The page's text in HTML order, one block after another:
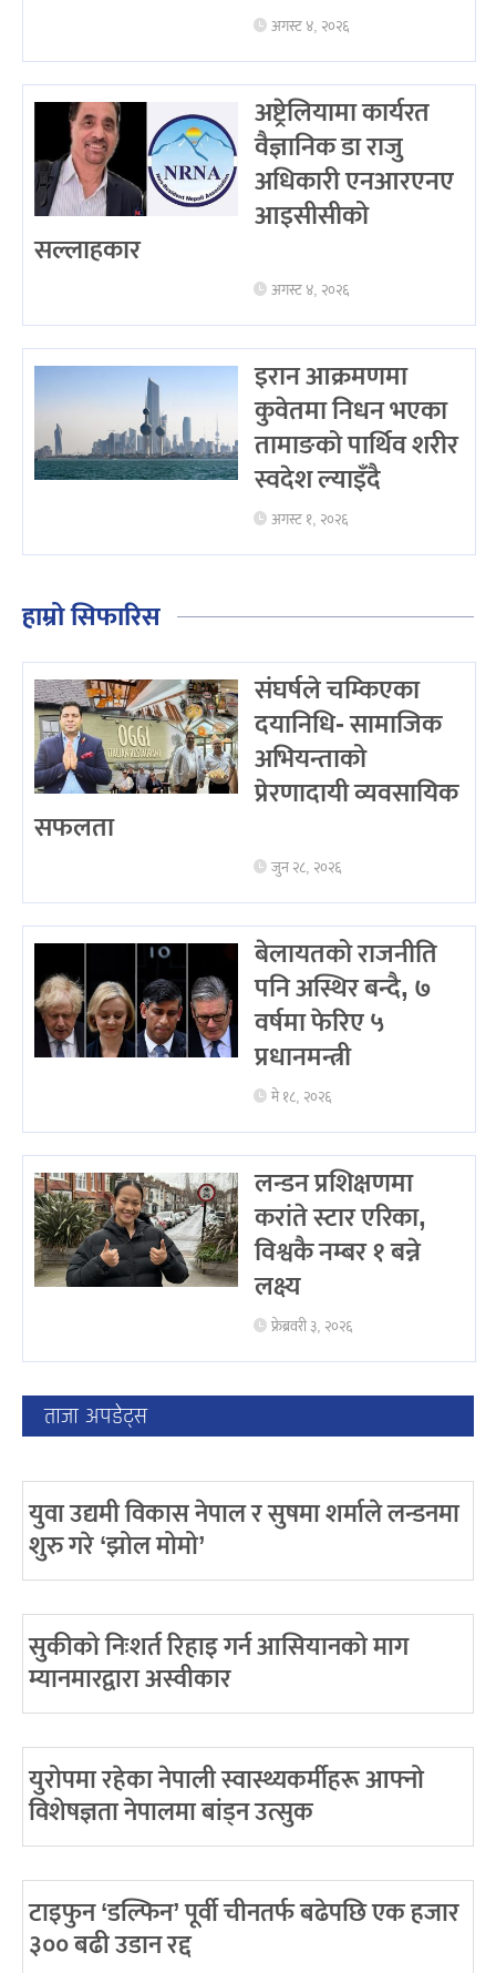
अगस्ट ४, २०२६
अष्ट्रेलियामा कार्यरत
वैज्ञानिक डा राजु
अधिकारी एनआरएनए
आइसीसीको
सल्लाहकार
अगस्ट ४, २०२६
इरान आक्रमणमा
कुवेतमा निधन भएका
तामाङको पार्थिव शरीर
स्वदेश ल्याइँदै
अगस्ट १, २०२६
हाम्रो सिफारिस
संघर्षले चम्किएका
दयानिधि- सामाजिक
अभियन्ताको
प्रेरणादायी व्यवसायिक
सफलता
जुन २८, २०२६
बेलायतको राजनीति
पनि अस्थिर बन्दै, ७
वर्षमा फेरिए ५
प्रधानमन्त्री
मे १८, २०२६
लन्डन प्रशिक्षणमा
करांते स्टार एरिका,
विश्वकै नम्बर १ बन्ने
लक्ष्य
फ्रेब्रवरी ३, २०२६
ताजा अपडेट्स
युवा उद्यमी विकास नेपाल र सुषमा शर्माले लन्डनमा
शुरु गरे ‘झोल मोमो’
सुकीको निःशर्त रिहाइ गर्न आसियानको माग
म्यानमारद्वारा अस्वीकार
युरोपमा रहेका नेपाली स्वास्थ्यकर्मीहरू आफ्नो
विशेषज्ञता नेपालमा बांड्न उत्सुक
टाइफुन ‘डल्फिन’ पूर्वी चीनतर्फ बढेपछि एक हजार
३०० बढी उडान रद्द